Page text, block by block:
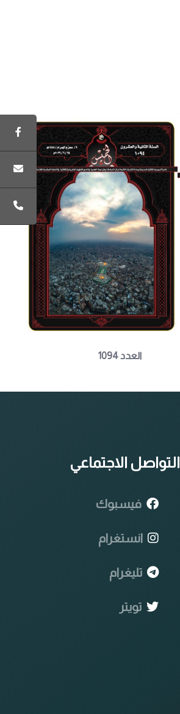
العدد 1094
التواصل الاجتماعي
فيسبوك
انستغرام
تليغرام
تويتر